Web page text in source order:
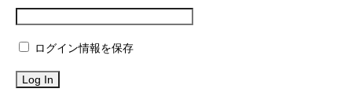
ログイン情報を保存